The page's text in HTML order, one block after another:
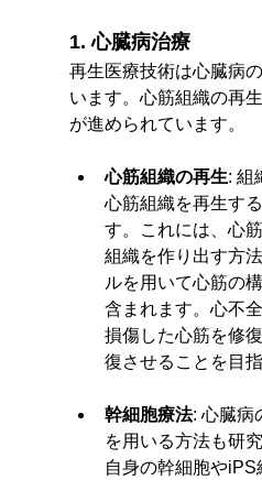
1. 心臓病治療
再生医療技術は心臓病
います。心筋組織の再
が進められています。
心筋組織の再生: 組
心筋組織を再生す
す。これには、心
組織を作り出す方
ルを用いて心筋の
含まれます。心不
損傷した心筋を修
復させることを目
幹細胞療法: 心臓病
を用いる方法も研
自身の幹細胞や